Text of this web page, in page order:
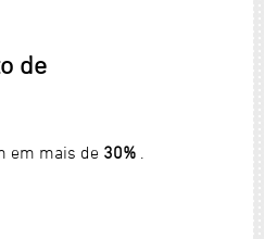
de
em mais de 30%